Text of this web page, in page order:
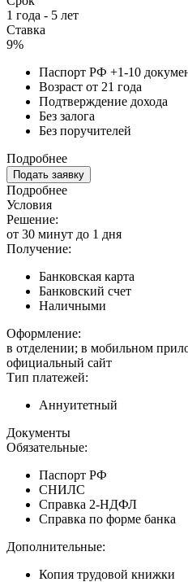
1 года - 5 лет
Ставка
9%
Паспорт РФ +1-10
Возраст от 21 года
Подтверждение дохода
Без залога
Без поручителей
Подробнее
Подать заявку
Подробнее
Условия
Решение:
от 30 минут до 1 дня
Получение:
Банковская карта
Банковский счет
Наличными
Оформление:
в отделении; в мобильном
официальный сайт
Тип платежей:
Аннуитетный
Документы
Обязательные:
Паспорт РФ
СНИЛС
Справка 2-НДФЛ
Справка по форме банка
Дополнительные:
Копия трудовой книжки